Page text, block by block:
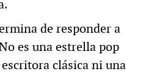
de responder a
es una estrella pop
clásica ni una